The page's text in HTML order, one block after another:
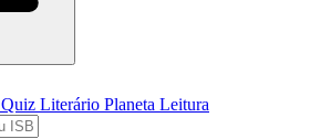
Quiz Literário Planeta Leitura